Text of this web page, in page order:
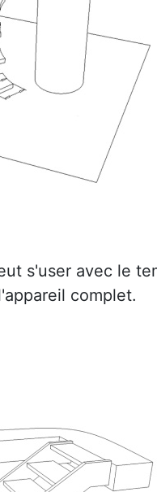
s'user avec le
complet.